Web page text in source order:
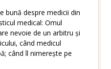
bună despre medicii din
medical: Omul
nevoie de un arbitru și
când medicul
când îl nimerește pe